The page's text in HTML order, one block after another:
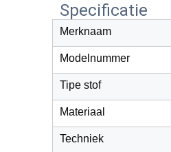
Specificatie
Merknaam
Modelnummer
Tipe stof
Materiaal
Techniek